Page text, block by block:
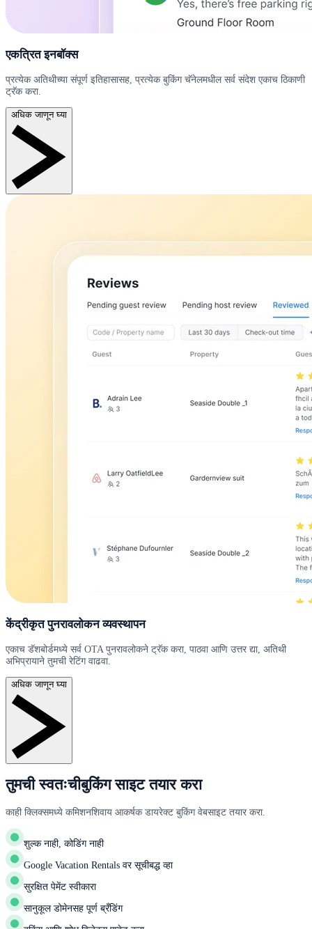
एकत्रित इनबॉक्स
प्रत्येक अतिथीच्या संपूर्ण इतिहासासह, प्रत्येक बुकिंग चॅनेलमधील सर्व संदेश एकाच ठिकाणी
ट्रॅक करा.
अधिक जाणून घ्या
केंद्रीकृत पुनरावलोकन व्यवस्थापन
एकाच डॅशबोर्डमध्ये सर्व OTA पुनरावलोकने ट्रॅक करा, पाठवा आणि उत्तर द्या, अतिथी
अभिप्रायाने तुमची रेटिंग वाढवा.
अधिक जाणून घ्या
तुमची स्वतःचीबुकिंग साइट तयार करा
काही क्लिक्समध्ये कमिशनशिवाय आकर्षक डायरेक्ट बुकिंग वेबसाइट तयार करा.
शुल्क नाही, कोडिंग नाही
Google Vacation Rentals वर सूचीबद्ध व्हा
सुरक्षित पेमेंट स्वीकारा
सानुकूल डोमेनसह पूर्ण ब्रँडिंग